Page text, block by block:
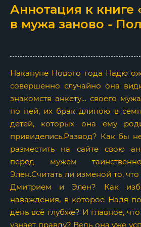
Аннотация к книге
в мужа заново -
Накануне Нового года Надю
совершенно случайно она
знакомств анкету… своего
по ней, их брак длиною в
детей, которых она ему
привиделись.Развод? Как бы
разместить на сайте свою
перед мужем
Элен.Считать ли изменой то,
Дмитрием и Элен? Как
наваждения, в которое Надя
день всё глубже? И главное,
узнает правду? Ведь она уже